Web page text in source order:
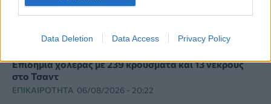
Data Deletion Data Access Privacy Policy
εργαζόμενων θα άλλαζε δουλειά για χάρη του
κατοικιδίου του
06/08/2026 - 20:49
Επιδημία χολέρας με 239 κρούσματα και 13 νεκρούς
στο Τσαντ
ΕΠΙΚΑΙΡΌΤΗΤΑ 06/08/2026 - 20:22